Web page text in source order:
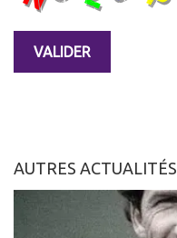
AUTRES ACTUALITÉS